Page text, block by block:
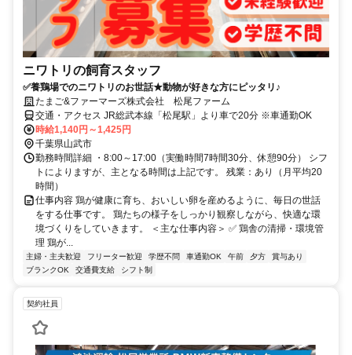
ニワトリの飼育スタッフ
✅養鶏場でのニワトリのお世話★動物が好きな方にピッタリ♪
たまご&ファーマーズ株式会社 松尾ファーム
交通・アクセス JR総武本線「松尾駅」より車で20分 ※車通勤OK
時給1,140円～1,425円
千葉県山武市
勤務時間詳細 ・8:00～17:00（実働時間7時間30分、休憩90分） シフ
トによりますが、主となる時間は上記です。 残業：あり（月平均20
時間）
仕事内容 鶏が健康に育ち、おいしい卵を産めるように、毎日の世話
をする仕事です。 鶏たちの様子をしっかり観察しながら、快適な環
境づくりをしていきます。 ＜主な仕事内容＞ ✅ 鶏舎の清掃・環境管
理 鶏が...
主婦・主夫歓迎 フリーター歓迎 学歴不問 車通勤OK 午前 夕方
賞与あり
ブランクOK
交通費支給 シフト制
契約社員